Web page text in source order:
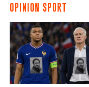
OPINION SPORT